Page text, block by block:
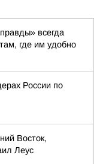
всегда
где им удобно
России по
Восток,
Леус